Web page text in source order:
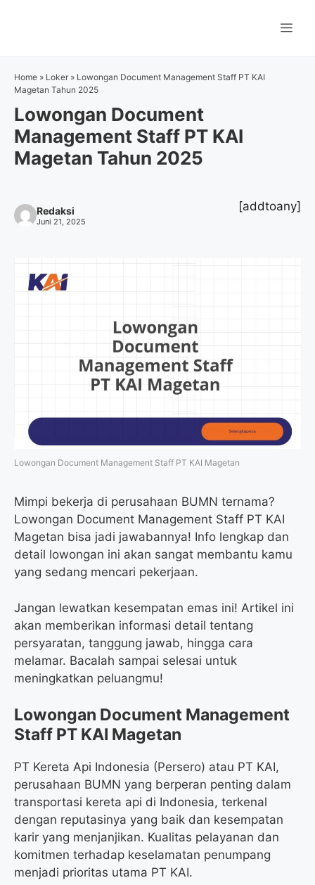
Home » Loker » Lowongan Document Management Staff PT KAI
Magetan Tahun 2025
Lowongan Document
Management Staff PT KAI
Magetan Tahun 2025
Redaksi
Juni 21, 2025
[addtoany]
Lowongan Document Management Staff PT KAI Magetan
Mimpi bekerja di perusahaan BUMN ternama?
Lowongan Document Management Staff PT KAI
Magetan bisa jadi jawabannya! Info lengkap dan
detail lowongan ini akan sangat membantu kamu
yang sedang mencari pekerjaan.
Jangan lewatkan kesempatan emas ini! Artikel ini
akan memberikan informasi detail tentang
persyaratan, tanggung jawab, hingga cara
melamar. Bacalah sampai selesai untuk
meningkatkan peluangmu!
Lowongan Document Management
Staff PT KAI Magetan
PT Kereta Api Indonesia (Persero) atau PT KAI,
perusahaan BUMN yang berperan penting dalam
transportasi kereta api di Indonesia, terkenal
dengan reputasinya yang baik dan kesempatan
karir yang menjanjikan. Kualitas pelayanan dan
komitmen terhadap keselamatan penumpang
menjadi prioritas utama PT KAI.